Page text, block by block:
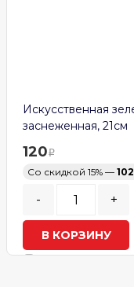
Искусственная
заснеженная, 21см
120
Со скидкой 15% — 102
- +
В КОРЗИНУ